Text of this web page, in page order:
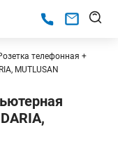
телефонная +
MUTLUSAN